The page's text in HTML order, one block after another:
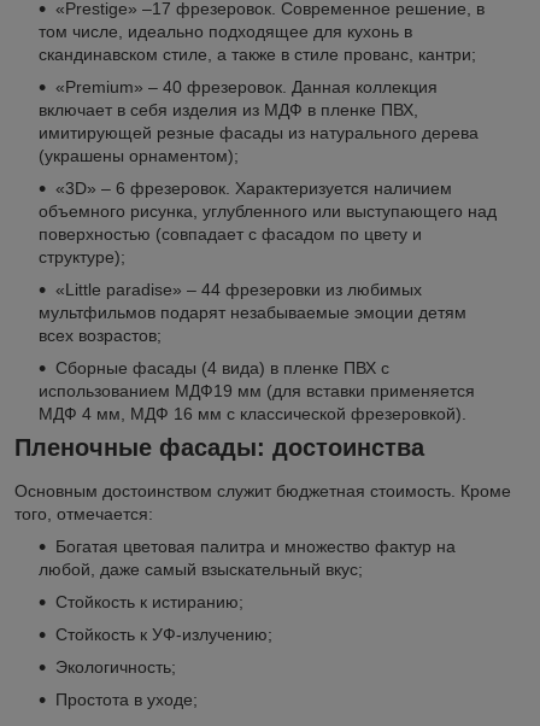
«Prestige» –17 фрезеровок. Современное решение, в
том числе, идеально подходящее для кухонь в
скандинавском стиле, а также в стиле прованс, кантри;
«Premium» – 40 фрезеровок. Данная коллекция
включает в себя изделия из МДФ в пленке ПВХ,
имитирующей резные фасады из натурального дерева
(украшены орнаментом);
«3D» – 6 фрезеровок. Характеризуется наличием
объемного рисунка, углубленного или выступающего над
поверхностью (совпадает с фасадом по цвету и
структуре);
«Little paradise» – 44 фрезеровки из любимых
мультфильмов подарят незабываемые эмоции детям
всех возрастов;
Сборные фасады (4 вида) в пленке ПВХ с
использованием МДФ19 мм (для вставки применяется
МДФ 4 мм, МДФ 16 мм с классической фрезеровкой).
Пленочные фасады: достоинства
Основным достоинством служит бюджетная стоимость. Кроме
того, отмечается:
Богатая цветовая палитра и множество фактур на
любой, даже самый взыскательный вкус;
Стойкость к истиранию;
Стойкость к УФ-излучению;
Экологичность;
Простота в уходе;